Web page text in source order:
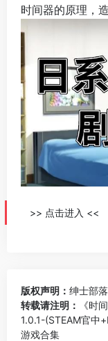
时间器的原理，
>> 点击进入 <<
版权声明： 绅士部落
转载请注明：
《时
1.0.1-(STEAM官中
游戏合集